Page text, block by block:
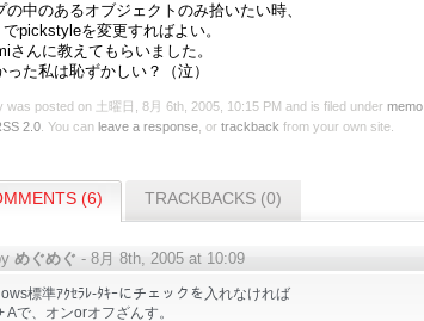
の中のあるオブジェクトのみ拾いたい時、
pickstyleを変更すればよい。
さんに教えてもらいました。
った私は恥ずかしい？（泣）
was posted on 土曜日, 8月 6th, 2005, 10:15 PM and is filed under memo
2.0 . You can leave a response , or trackback from your own site.
(6) TRACKBACKS (0)
めぐめぐ - 8月 8th, 2005 at 10:09
標準ｱｸｾﾗﾚ-ﾀｷｰにチェックを入れなければ
Aで、オンorオフざんす。